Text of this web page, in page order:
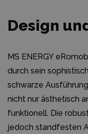
Design
MS ENERGY
durch sein
schwarze
nicht nur ästhetisch
funktionell. Die
jedoch standfesten